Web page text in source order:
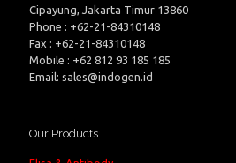
Cipayung, Jakarta Timur 13860
Phone : +62-21-84310148
Fax : +62-21-84310148
Mobile : +62 812 93 185 185
Email: sales@indogen.id
Our Products